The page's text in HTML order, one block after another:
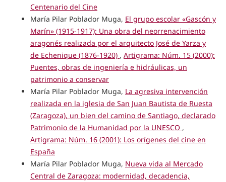
Centenario del Cine
María Pilar Poblador Muga, El grupo escolar «Gascón y
Marín» (1915-1917): Una obra del neorrenacimiento
aragonés realizada por el arquitecto José de Yarza y
de Echenique (1876-1920) , Artigrama: Núm. 15 (2000):
Puentes, obras de ingeniería e hidráulicas, un
patrimonio a conservar
María Pilar Poblador Muga, La agresiva intervención
realizada en la iglesia de San Juan Bautista de Ruesta
(Zaragoza), un bien del camino de Santiago, declarado
Patrimonio de la Humanidad por la UNESCO ,
Artigrama: Núm. 16 (2001): Los orígenes del cine en
España
María Pilar Poblador Muga, Nueva vida al Mercado
Central de Zaragoza: modernidad, decadencia,